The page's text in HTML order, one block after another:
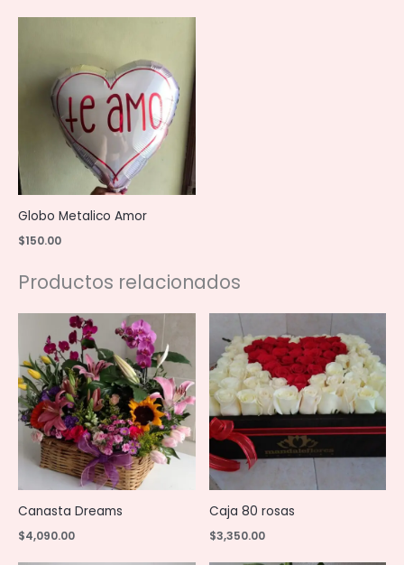
Globo Metalico Amor
$150.00
Productos relacionados
Canasta Dreams
$4,090.00
Caja 80 rosas
$3,350.00